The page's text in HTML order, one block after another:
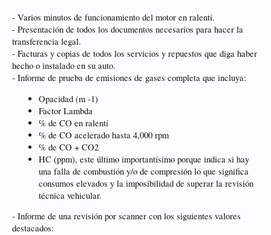
- Varios minutos de funcionamiento del motor en ralentí.
- Presentación de todos los documentos necesarios para hacer la
transferencia legal.
- Facturas y copias de todos los servicios y repuestos que diga haber
hecho o instalado en su auto.
- Informe de prueba de emisiones de gases completa que incluya:
Opacidad (m -1)
Factor Lambda
% de CO en ralentí
% de CO acelerado hasta 4,000 rpm
% de CO + CO2
HC (ppm), este último importantísimo porque indica si hay
una falla de combustión y/o de compresión lo que significa
consumos elevados y la imposibilidad de superar la revisión
técnica vehicular.
- Informe de una revisión por scanner con los siguientes valores
destacados: